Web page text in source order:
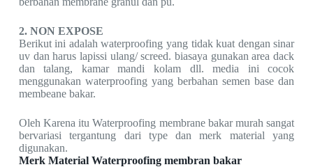
2. NON EXPOSE
Berikut ini adalah waterproofing yang tidak kuat dengan sinar
uv dan harus lapissi ulang/ screed. biasaya gunakan area dack
dan talang, kamar mandi kolam dll. media ini cocok
menggunakan waterproofing yang berbahan semen base dan
membeane bakar.
Oleh Karena itu Waterproofing membrane bakar murah sangat
bervariasi tergantung dari type dan merk material yang
digunakan.
Merk Material Waterproofing membran bakar